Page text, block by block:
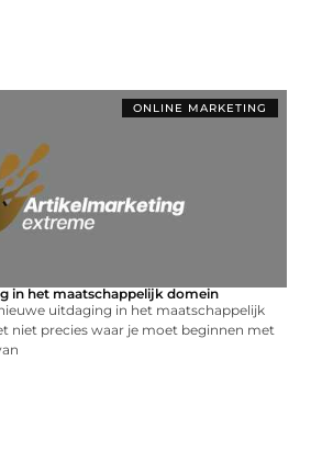
ONLINE MARKETING
in het maatschappelijk domein
uitdaging in het maatschappelijk
niet precies waar je moet beginnen met